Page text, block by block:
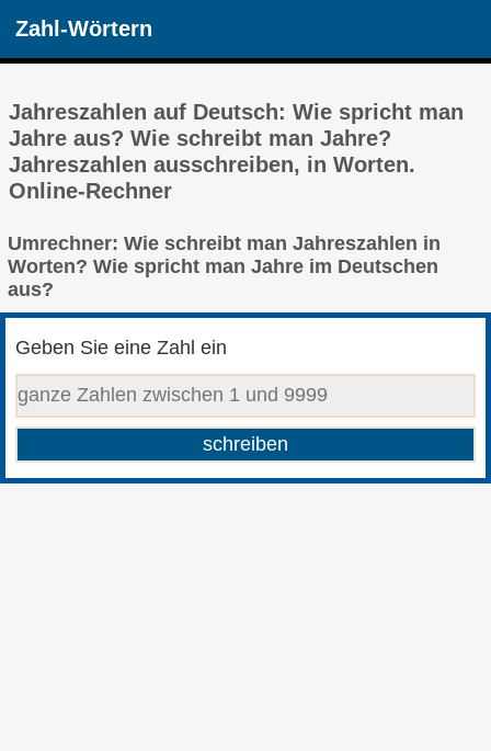
Zahl-Wörtern
Jahreszahlen auf Deutsch: Wie spricht man
Jahre aus? Wie schreibt man Jahre?
Jahreszahlen ausschreiben, in Worten.
Online-Rechner
Umrechner: Wie schreibt man Jahreszahlen in
Worten? Wie spricht man Jahre im Deutschen
aus?
Geben Sie eine Zahl ein